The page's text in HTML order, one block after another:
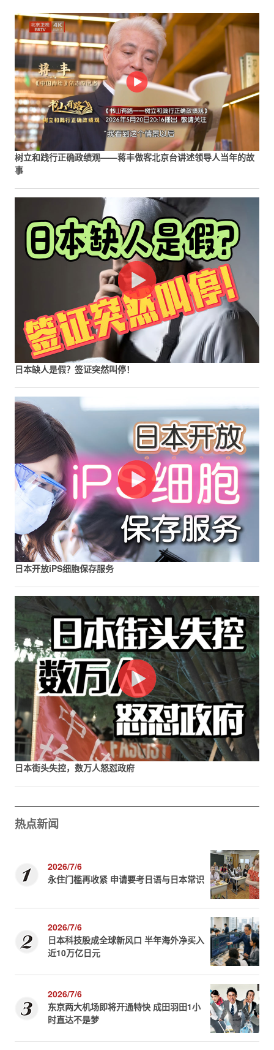
树立和践行正确政绩观——蒋丰做客北京台讲述领导人当年的故
事
日本缺人是假？签证突然叫停！
日本开放iPS细胞保存服务
日本街头失控，数万人怒怼政府
热点新闻
2026/7/6
永住门槛再收紧 申请要考日语与日本常识
2026/7/6
日本科技股成全球新风口 半年海外净买入
近10万亿日元
2026/7/6
东京两大机场即将开通特快 成田羽田1小
时直达不是梦